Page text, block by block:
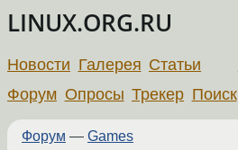
LINUX.ORG.RU
Новости Галерея Статьи
Форум Опросы Трекер Поиск
Форум — Games